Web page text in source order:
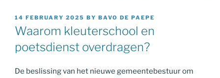
POSTED
ON
14 FEBRUARY 2025 BY BAVO DE PAEPE
Waarom kleuterschool en
poetsdienst overdragen?
De beslissing van het nieuwe gemeentebestuur om